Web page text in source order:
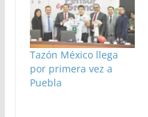
Tazón México llega
por primera vez a
Puebla